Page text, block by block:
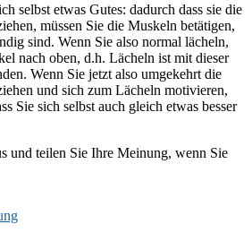
selbst etwas Gutes: dadurch dass sie die
müssen Sie die Muskeln betätigen,
sind. Wenn Sie also normal lächeln,
nach oben, d.h. Lächeln ist mit dieser
Wenn Sie jetzt also umgekehrt die
und sich zum Lächeln motivieren,
Sie sich selbst auch gleich etwas besser
und teilen Sie Ihre Meinung, wenn Sie